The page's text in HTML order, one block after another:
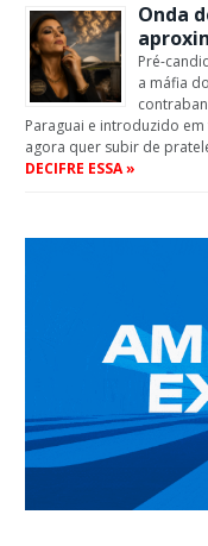
Onda
Pré-
a máfia
Paraguai e introduzido
agora quer subir de
DECIFRE ESSA »